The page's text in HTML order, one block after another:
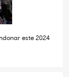
este 2024